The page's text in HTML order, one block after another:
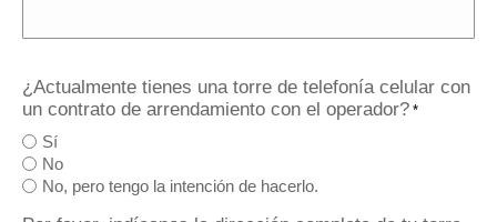
¿Actualmente tienes una torre de telefonía celular con
un contrato de arrendamiento con el operador? *
Sí
No
No, pero tengo la intención de hacerlo.